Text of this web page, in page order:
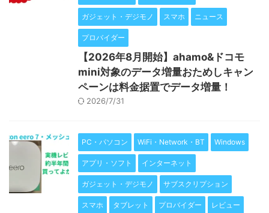
ガジェット・デジモノ スマホ ニュース
プロバイダー
【2026年8月開始】ahamo&ドコモ
mini対象のデータ増量おためしキャン
ペーンは料金据置でデータ増量！
2026/7/31
PC・パソコン WiFi・Network・BT Windows
アプリ・ソフト インターネット
ガジェット・デジモノ サブスクリプション
スマホ タブレット プロバイダー レビュー